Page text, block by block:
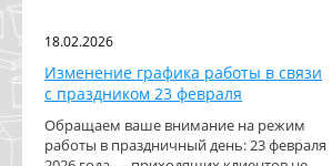
18.02.2026
Изменение графика работы в связи
с праздником 23 февраля
Обращаем ваше внимание на режим
работы в праздничный день: 23 февраля